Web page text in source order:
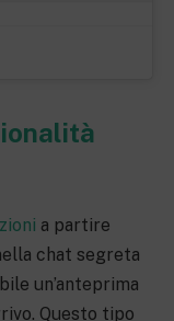
a partire
chat segreta
un’anteprima
Questo tipo